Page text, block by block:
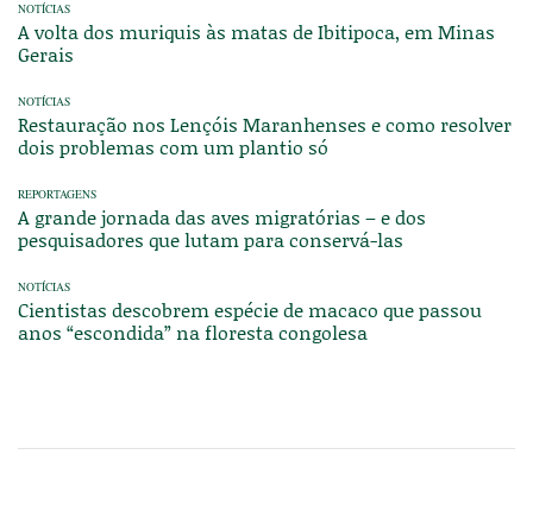
NOTÍCIAS
A volta dos muriquis às matas de Ibitipoca, em Minas
Gerais
NOTÍCIAS
Restauração nos Lençóis Maranhenses e como resolver
dois problemas com um plantio só
REPORTAGENS
A grande jornada das aves migratórias – e dos
pesquisadores que lutam para conservá-las
NOTÍCIAS
Cientistas descobrem espécie de macaco que passou
anos “escondida” na floresta congolesa